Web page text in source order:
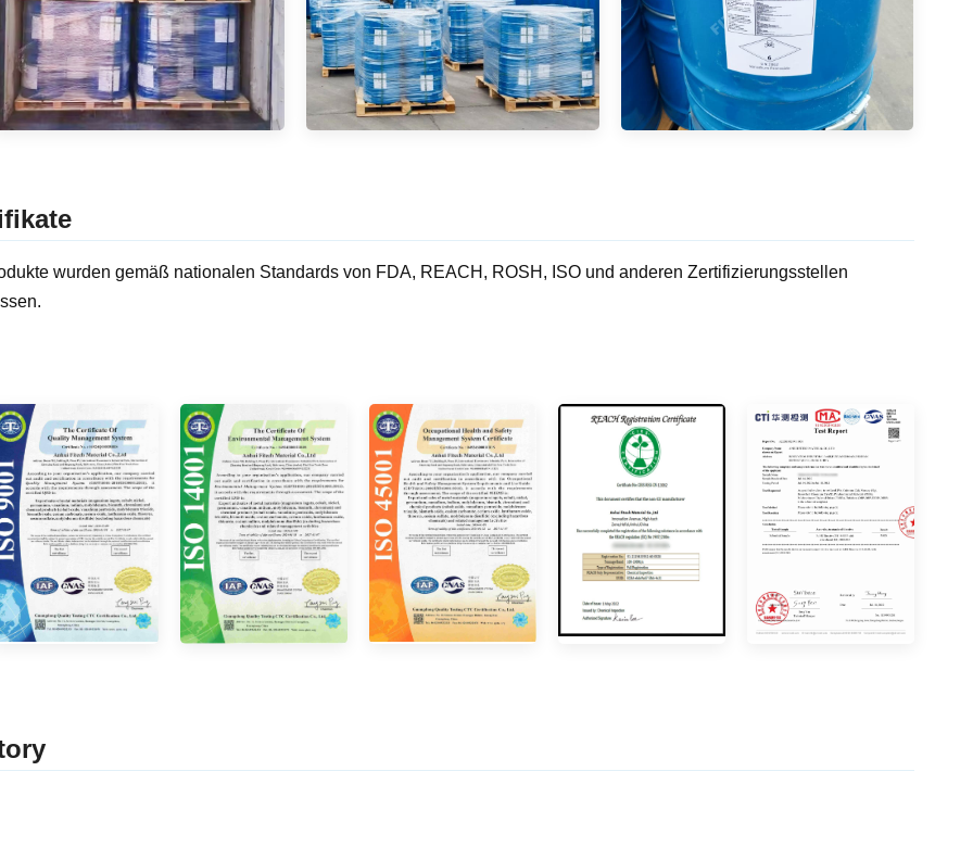
wurden gemäß nationalen Standards von FDA, REACH, ROSH, ISO und anderen Zertifizierungsstellen
y